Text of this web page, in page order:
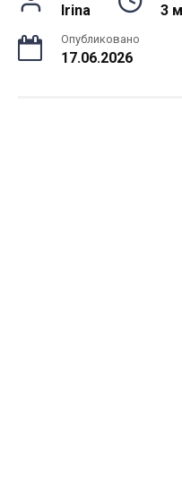
Irina 3
Опубликовано
17.06.2026